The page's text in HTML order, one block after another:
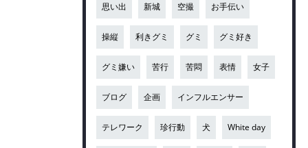
思い出 新城 空撮 お手伝い
操縦 利きグミ グミ グミ好き
グミ嫌い 苦行 苦悶 表情 女子
ブログ 企画 インフルエンサー
テレワーク 珍行動 犬 White day